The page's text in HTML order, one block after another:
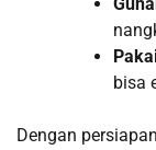
bisa
Dengan